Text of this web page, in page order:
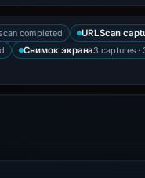
completed URLScan
Снимок экрана3 captures ·